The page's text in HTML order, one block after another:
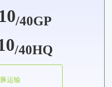
/40GP
/40HQ
运输